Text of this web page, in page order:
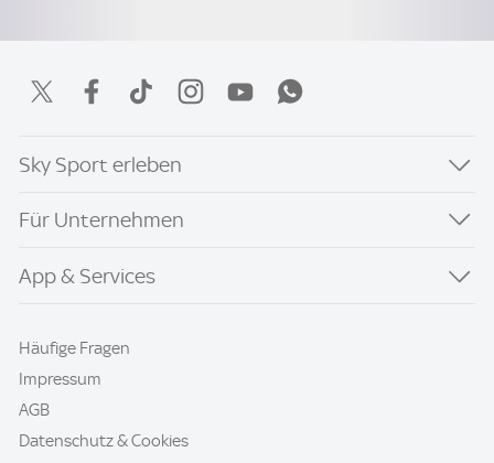
Sky Sport erleben
Für Unternehmen
App & Services
Häufige Fragen
Impressum
AGB
Datenschutz & Cookies